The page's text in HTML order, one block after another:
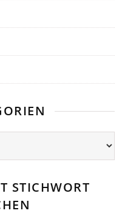
STICHWORT